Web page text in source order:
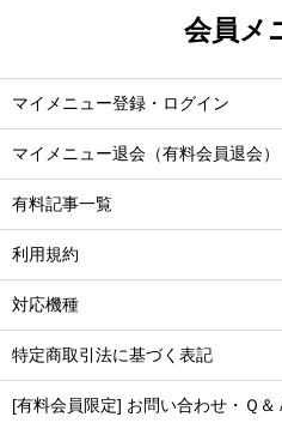
会員メ
マイメニュー登録・ログイン
マイメニュー退会（有料会員退会）
有料記事一覧
利用規約
対応機種
特定商取引法に基づく表記
[有料会員限定] お問い合わせ・Ｑ＆